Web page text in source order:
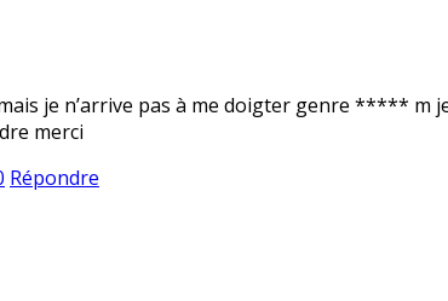
je n’arrive pas à me doigter genre ***** m
merci
Répondre